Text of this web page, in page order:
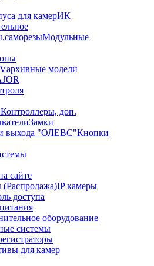
для камерИК
Модульные
архивные модели
Контроллеры, доп.
Замки
выхода "ОЛЕВС"Кнопки
сайте
IP камеры
доступа
оборудование
системы
для камер